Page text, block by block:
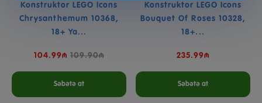
Konstruktor LEGO Icons
Chrysanthemum 10368,
18+ Ya...
104.99₼ 109.90₼
Səbətə at
Konstruktor LEGO Icons
Bouquet Of Roses 10328,
18+...
235.99₼
Səbətə at